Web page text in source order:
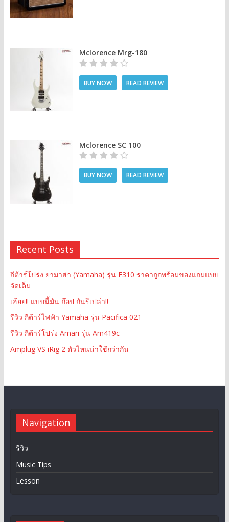
Mclorence Mrg-180
BUY NOW READ REVIEW
Mclorence SC 100
BUY NOW READ REVIEW
Recent Posts
กีต้าร์โปร่ง ยามาฮ่า (Yamaha) รุ่น F310 ราคาถูกพร้อมของแถมแบบ
จัดเต็ม
เฮ้ยย!! แบบนี้มัน ก๊อป กันรึเปล่า!!
รีวิว กีต้าร์ไฟฟ้า Yamaha รุ่น Pacifica 021
รีวิว กีต้าร์โปร่ง Amari รุ่น Am419c
Amplug VS iRig 2 ตัวไหนน่าใช้กว่ากัน
Navigation
รีวิว
Music Tips
Lesson